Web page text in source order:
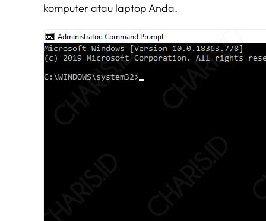
komputer atau laptop Anda.